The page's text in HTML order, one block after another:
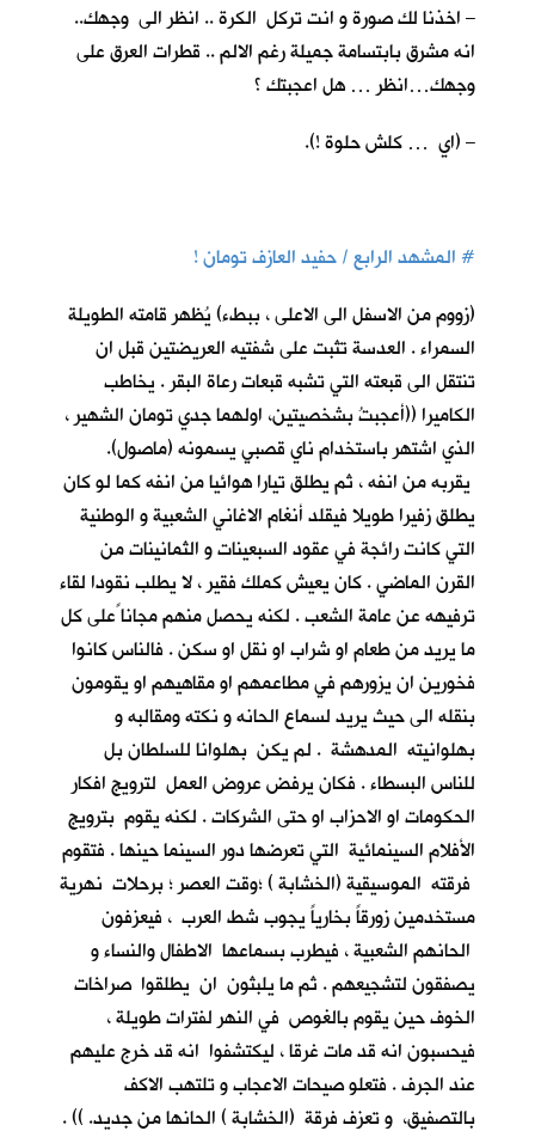
– اخذنا لك صورة و انت تركل الكرة .. انظر الى وجهك..
انه مشرق بابتسامة جميلة رغم الالم .. قطرات العرق على
وجهك…انظر … هل اعجبتك ؟
– (اي … كلش حلوة !).
#المشهد الرابع / حفيد العازف تومان !
(زووم من الاسفل الى الاعلى ، ببطء) يُظهر قامته الطويلة
السمراء . العدسة تثبت على شفتيه العريضتين قبل ان
تنتقل الى قبعته التي تشبه قبعات رعاة البقر . يخاطب
الكاميرا ((أعجبتُ بشخصيتين، اولهما جدي تومان الشهير ،
الذي اشتهر باستخدام ناي قصبي يسمونه (ماصول).
يقربه من انفه ، ثم يطلق تيارا هوائيا من انفه كما لو كان
يطلق زفيرا طويلا فيقلد أنغام الاغاني الشعبية و الوطنية
التي كانت رائجة في عقود السبعينات و الثمانينات من
القرن الماضي . كان يعيش كملك فقير ، لا يطلب نقودا لقاء
ترفيهه عن عامة الشعب . لكنه يحصل منهم مجانا ًعلى كل
ما يريد من طعام او شراب او نقل او سكن . فالناس كانوا
فخورين ان يزورهم في مطاعمهم او مقاهيهم او يقومون
بنقله الى حيث يريد لسماع الحانه و نكته ومقالبه و
بهلوانيته المدهشة . لم يكن بهلوانا للسلطان بل
للناس البسطاء . فكان يرفض عروض العمل لترويج افكار
الحكومات او الاحزاب او حتى الشركات . لكنه يقوم بترويج
الأفلام السينمائية التي تعرضها دور السينما حينها . فتقوم
فرقته الموسيقية (الخشابة ) ؛وقت العصر ؛ برحلات نهرية
مستخدمين زورقاً بخارياً يجوب شط العرب ، فيعزفون
الحانهم الشعبية ، فيطرب بسماعها الاطفال والنساء و
يصفقون لتشجيعهم . ثم ما يلبثون ان يطلقوا صراخات
الخوف حين يقوم بالغوص في النهر لفترات طويلة ،
فيحسبون انه قد مات غرقا ، ليكتشفوا انه قد خرج عليهم
عند الجرف . فتعلو صيحات الاعجاب و تلتهب الاكف
بالتصفيق، و تعزف فرقة (الخشابة ) الحانها من جديد. )) .